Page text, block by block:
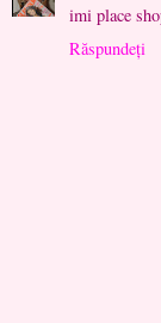
imi place
Răspundeți